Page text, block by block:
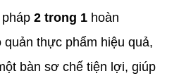
2 trong 1 hoàn
thực phẩm hiệu quả,
bàn sơ chế tiện lợi, giúp